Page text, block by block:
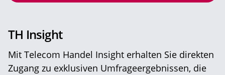
TH Insight
Mit Telecom Handel Insight erhalten Sie direkten
Zugang zu exklusiven Umfrageergebnissen, die